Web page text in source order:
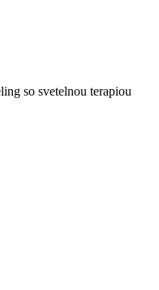
so svetelnou terapiou